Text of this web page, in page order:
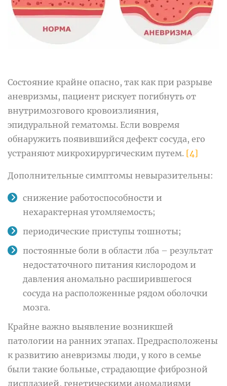
Состояние крайне опасно, так как при разрыве
аневризмы, пациент рискует погибнуть от
внутримозгового кровоизлияния,
эпидуральной гематомы. Если вовремя
обнаружить появившийся дефект сосуда, его
устраняют микрохирургическим путем. [4]
Дополнительные симптомы невыразительны:
снижение работоспособности и
нехарактерная утомляемость;
периодические приступы тошноты;
постоянные боли в области лба – результат
недостаточного питания кислородом и
давления аномально расширившегося
сосуда на расположенные рядом оболочки
мозга.
Крайне важно выявление возникшей
патологии на ранних этапах. Предрасположены
к развитию аневризмы люди, у кого в семье
были такие больные, страдающие фиброзной
дисплазией, генетическими аномалиями